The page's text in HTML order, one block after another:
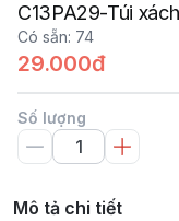
C13PA29-Túi
Có sẵn: 74
29.000đ
Số lượng
Mô tả chi tiết